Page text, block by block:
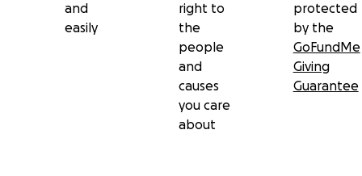
and
easily
right to
the
people
and
causes
you care
about
protected
by the
GoFundMe
Giving
Guarantee